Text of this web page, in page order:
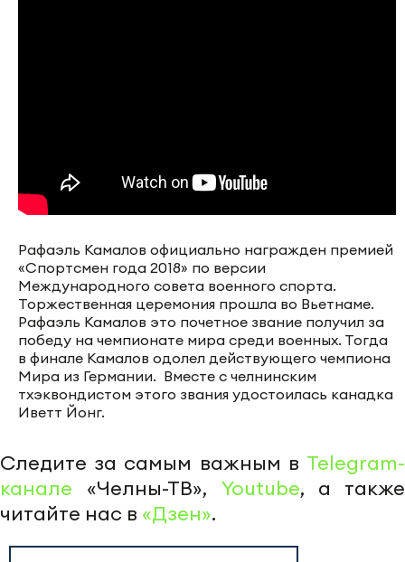
Рафаэль Камалов официально награжден премией
«Спортсмен года 2018» по версии
Международного совета военного спорта.
Торжественная церемония прошла во Вьетнаме.
Рафаэль Камалов это почетное звание получил за
победу на чемпионате мира среди военных. Тогда
в финале Камалов одолел действующего чемпиона
Мира из Германии. Вместе с челнинским
тхэквондистом этого звания удостоилась канадка
Иветт Йонг.
Следите за самым важным в Telegram-
канале «Челны-ТВ», Youtube, а также
читайте нас в «Дзен».